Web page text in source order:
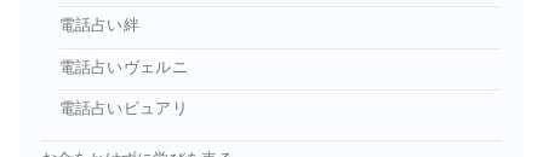
電話占い絆
電話占いヴェルニ
電話占いピュアリ